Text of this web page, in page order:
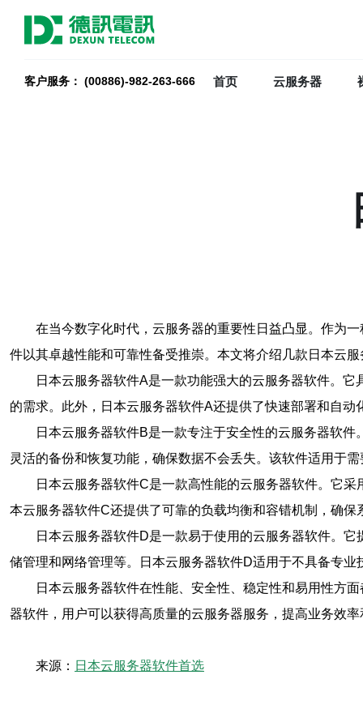
客户服务： (00886)-982-263-666 首页 云服务器
在当今数字化时代，云服务器的重要性日益凸显。作为
件以其卓越性能和可靠性备受推崇。本文将介绍几款日本云
日本云服务器软件A是一款功能强大的云服务器软件。
的需求。此外，日本云服务器软件A还提供了快速部署和自
日本云服务器软件B是一款专注于安全性的云服务器软
灵活的备份和恢复功能，确保数据不会丢失。该软件适用于
日本云服务器软件C是一款高性能的云服务器软件。它
本云服务器软件C还提供了可靠的负载均衡和容错机制，确保
日本云服务器软件D是一款易于使用的云服务器软件。
储管理和网络管理等。日本云服务器软件D适用于不具备专
日本云服务器软件在性能、安全性、稳定性和易用性方
器软件，用户可以获得高质量的云服务器服务，提高业务效
来源： 日本云服务器软件首选